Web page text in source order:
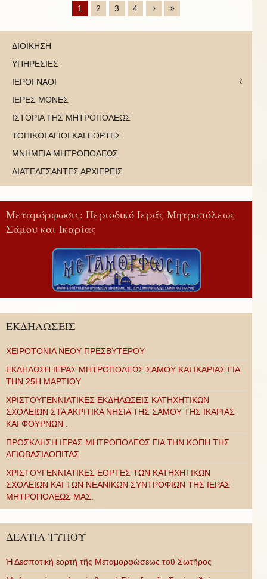
1 2 3 4
ΔΙΟΙΚΗΣΗ
ΥΠΗΡΕΣΙΕΣ
ΙΕΡΟΙ ΝΑΟΙ
ΙΕΡΕΣ ΜΟΝΕΣ
ΙΣΤΟΡΙΑ ΤΗΣ ΜΗΤΡΟΠΟΛΕΩΣ
ΤΟΠΙΚΟΙ ΑΓΙΟΙ ΚΑΙ ΕΟΡΤΕΣ
ΜΝΗΜΕΙΑ ΜΗΤΡΟΠΟΛΕΩΣ
ΔΙΑΤΕΛΕΣΑΝΤΕΣ ΑΡΧΙΕΡΕΙΣ
Μεταμόρφωσις: Περιοδικό Ιεράς Μητροπόλεως
Σάμου και Ικαρίας
ΕΚΔΗΛΩΣΕΙΣ
ΧΕΙΡΟΤΟΝΙΑ ΝΕΟΥ ΠΡΕΣΒΥΤΕΡΟΥ
ΕΚΔΗΛΩΣΗ ΙΕΡΑΣ ΜΗΤΡΟΠΟΛΕΩΣ ΣΑΜΟΥ ΚΑΙ ΙΚΑΡΙΑΣ ΓΙΑ
ΤΗΝ 25Η ΜΑΡΤΙΟΥ
ΧΡΙΣΤΟΥΓΕΝΝΙΑΤΙΚΕΣ ΕΚΔΗΛΩΣΕΙΣ ΚΑΤΗΧΗΤΙΚΩΝ
ΣΧΟΛΕΙΩΝ ΣΤΑ ΑΚΡΙΤΙΚΑ ΝΗΣΙΑ ΤΗΣ ΣΑΜΟΥ ΤΗΣ ΙΚΑΡΙΑΣ
ΚΑΙ ΦΟΥΡΝΩΝ .
ΠΡΟΣΚΛΗΣΗ ΙΕΡΑΣ ΜΗΤΡΟΠΟΛΕΩΣ ΓΙΑ ΤΗΝ ΚΟΠΗ ΤΗΣ
ΑΓΙΟΒΑΣΙΛΟΠΙΤΑΣ
ΧΡΙΣΤΟΥΓΕΝΝΙΑΤΙΚΕΣ ΕΟΡΤΕΣ ΤΩΝ ΚΑΤΗΧΗΤΙΚΩΝ
ΣΧΟΛΕΙΩΝ ΚΑΙ ΤΩΝ ΝΕΑΝΙΚΩΝ ΣΥΝΤΡΟΦΙΩΝ ΤΗΣ ΙΕΡΑΣ
ΜΗΤΡΟΠΟΛΕΩΣ ΜΑΣ.
ΔΕΛΤΙΑ ΤΥΠΟΥ
Ἡ Δεσποτική ἑορτή τῆς Μεταμορφώσεως τοῦ Σωτῆρος